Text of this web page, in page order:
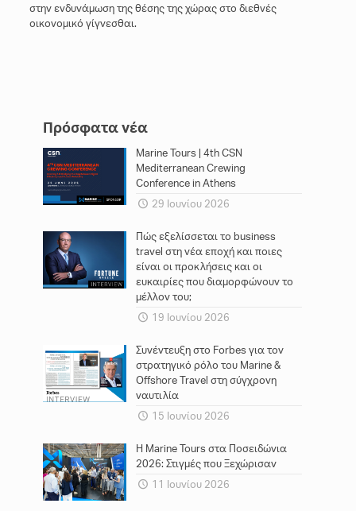
στην ενδυνάμωση της θέσης της χώρας στο διεθνές
οικονομικό γίγνεσθαι.
Πρόσφατα νέα
Marine Tours | 4th CSN
Mediterranean Crewing
Conference in Athens
29 Ιουνίου 2026
Πώς εξελίσσεται το business
travel στη νέα εποχή και ποιες
είναι οι προκλήσεις και οι
ευκαιρίες που διαμορφώνουν το
μέλλον του;
19 Ιουνίου 2026
Συνέντευξη στο Forbes για τον
στρατηγικό ρόλο του Marine &
Offshore Travel στη σύγχρονη
ναυτιλία
15 Ιουνίου 2026
Η Marine Tours στα Ποσειδώνια
2026: Στιγμές που Ξεχώρισαν
11 Ιουνίου 2026